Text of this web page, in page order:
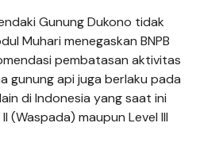
Gunung Dukono tidak
Muhari menegaskan BNPB
pembatasan aktivitas
gunung api juga berlaku pada
di Indonesia yang saat ini
(Waspada) maupun Level III